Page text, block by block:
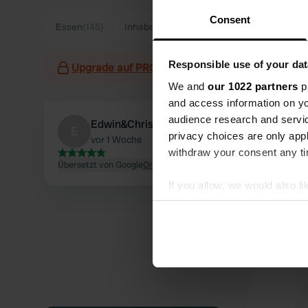
Consent
Responsible use of your
We and our 1022 partners
and access information on
audience research and
privacy choices are only
withdraw your consent any
If you allow, we would also
Collect information
Find out more about how
Essen Inhaber Radfahren(66)
Upgrade auf PRO+ zur Verwendung von Filtern
Edwin&Christel
vor 1 Woche
Übersetzt von GoogleOriginal anzeigen